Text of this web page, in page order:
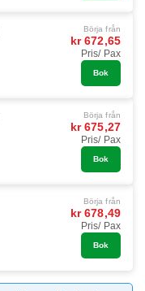
Börja från
kr 672,65
Pris/ Pax
Bok
Börja från
kr 675,27
Pris/ Pax
Bok
Börja från
kr 678,49
Pris/ Pax
Bok